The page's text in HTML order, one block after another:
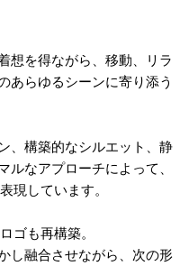
想を得ながら、移動、リラ
あらゆるシーンに寄り添う
、構築的なシルエット、静
なアプローチによって、
現しています。
ゴも再構築。
し融合させながら、次の形